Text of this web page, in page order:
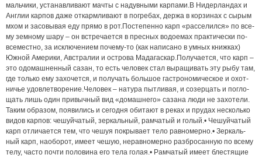
маль­чи­ки, уста­нав­ли­ва­ют мач­ты с на­дув­ны­ми кар­па­ми.В Ни­дер­лан­дах и
Англии кар­пов да­же от­кар­м­ли­ва­ют в по­гре­бах, дер­жа в кор­зи­нах с сы­рым
мхом и за­со­вы­вая еду пря­мо в рот.По­сте­пен­но карп «рас­се­лил­ся» по все­
му зем­но­му ша­ру – он встре­ча­ет­ся в прес­ных во­до­емах прак­ти­чес­ки по­
все­мес­т­но, за ис­клю­че­ни­ем по­че­му-то (как на­пи­са­но в ум­ных книж­ках)
Южной Аме­ри­ки, Ав­ст­ра­лии и ос­т­ро­ва Ма­да­гас­кар.По­лу­ча­ет­ся, что карп –
это одо­маш­нен­ный са­зан, то есть че­ло­век стал вы­ра­щи­вать эту ры­бу там,
где толь­ко ему за­хо­чет­ся, и по­лу­чать боль­шое гас­т­ро­но­ми­чес­кое и охот­
ни­чье удов­лет­во­ре­ние.Че­ло­век – на­ту­ра пыт­ли­вая, и со­зер­цать и по­гло­
щать лишь один при­выч­ный вид «до­маш­не­го» са­за­на лю­ди не за­хо­те­ли.
Та­ким об­ра­зом, по­яви­лись и се­го­дня оби­та­ют в ре­ках и пру­дах не­сколь­ко
ви­дов кар­пов: че­шуй­ча­тый, зер­каль­ный, рам­ча­тый и го­лый.• Че­шуй­ча­тый
карп от­ли­ча­ет­ся тем, что че­шуя по­кры­ва­ет те­ло рав­но­мер­но.• Зер­каль­
ный карп, на­обо­рот, име­ет че­шую, не­рав­но­мер­но раз­бро­сан­ную по все­му
те­лу, час­то поч­ти по­ло­ви­на его те­ла го­лая.• Рам­ча­тый име­ет блес­тя­щие